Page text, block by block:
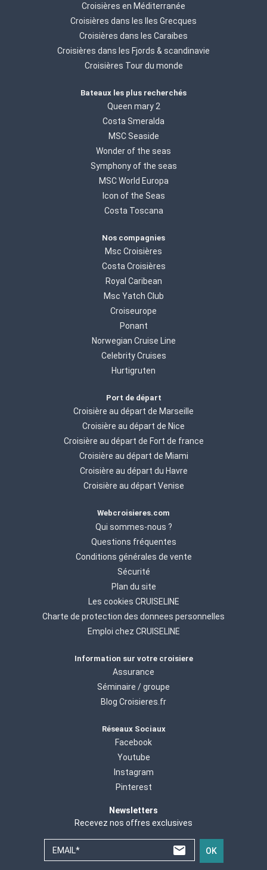
Croisières en Méditerranée
Croisières dans les Iles Grecques
Croisières dans les Caraibes
Croisières dans les Fjords & scandinavie
Croisières Tour du monde
Bateaux les plus recherchés
Queen mary 2
Costa Smeralda
MSC Seaside
Wonder of the seas
Symphony of the seas
MSC World Europa
Icon of the Seas
Costa Toscana
Nos compagnies
Msc Croisières
Costa Croisières
Royal Caribean
Msc Yatch Club
Croiseurope
Ponant
Norwegian Cruise Line
Celebrity Cruises
Hurtigruten
Port de départ
Croisière au départ de Marseille
Croisière au départ de Nice
Croisière au départ de Fort de france
Croisière au départ de Miami
Croisière au départ du Havre
Croisière au départ Venise
Webcroisieres.com
Qui sommes-nous ?
Questions fréquentes
Conditions générales de vente
Sécurité
Plan du site
Les cookies CRUISELINE
Charte de protection des donnees personnelles
Emploi chez CRUISELINE
Information sur votre croisiere
Assurance
Séminaire / groupe
Blog Croisieres.fr
Réseaux Sociaux
Facebook
Youtube
Instagram
Pinterest
Newsletters
Recevez nos offres exclusives
EMAIL* OK